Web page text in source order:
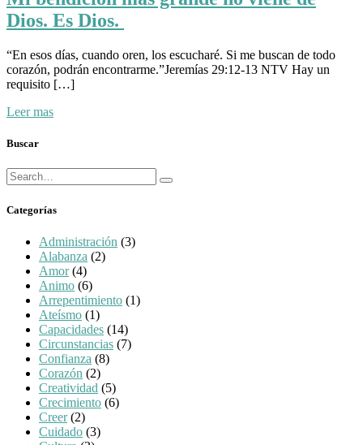
Dios. Es Dios.
“En esos días, cuando oren, los escucharé. Si me buscan de todo
corazón, podrán encontrarme.”‭‭Jeremías‬ ‭29:12-13‬ ‭NTV‬‬ Hay un
requisito […]
Leer mas
Buscar
Búsqueda
para:
Buscar
Categorías
Administración (3)
Alabanza (2)
Amor(4)
Animo (6)
Arrepentimiento (1)
Ateísmo (1)
Capacidades (14)
Circunstancias (7)
Confianza (8)
Corazón (2)
Creatividad (5)
Crecimiento (6)
Creer(2)
Cuidado (3)